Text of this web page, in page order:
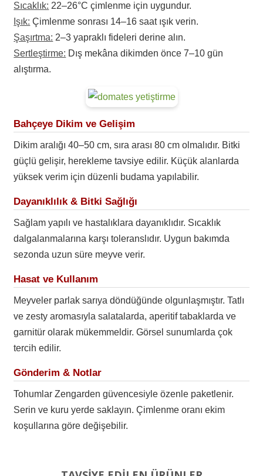
Sıcaklık: 22–26°C çimlenme için uygundur.
Işık: Çimlenme sonrası 14–16 saat ışık verin.
Şaşırtma: 2–3 yapraklı fideleri derine alın.
Sertleştirme: Dış mekâna dikimden önce 7–10 gün
alıştırma.
Bahçeye Dikim ve Gelişim
Dikim aralığı 40–50 cm, sıra arası 80 cm olmalıdır. Bitki
güçlü gelişir, herekleme tavsiye edilir. Küçük alanlarda
yüksek verim için düzenli budama yapılabilir.
Dayanıklılık & Bitki Sağlığı
Sağlam yapılı ve hastalıklara dayanıklıdır. Sıcaklık
dalgalanmalarına karşı toleranslıdır. Uygun bakımda
sezonda uzun süre meyve verir.
Hasat ve Kullanım
Meyveler parlak sarıya döndüğünde olgunlaşmıştır. Tatlı
ve zesty aromasıyla salatalarda, aperitif tabaklarda ve
garnitür olarak mükemmeldir. Görsel sunumlarda çok
tercih edilir.
Gönderim & Notlar
Tohumlar Zengarden güvencesiyle özenle paketlenir.
Serin ve kuru yerde saklayın. Çimlenme oranı ekim
koşullarına göre değişebilir.